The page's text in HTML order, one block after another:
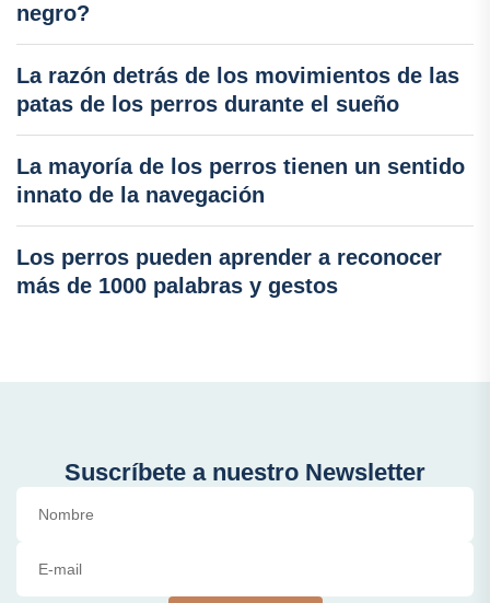
negro?
La razón detrás de los movimientos de las
patas de los perros durante el sueño
La mayoría de los perros tienen un sentido
innato de la navegación
Los perros pueden aprender a reconocer
más de 1000 palabras y gestos
Suscríbete a nuestro Newsletter